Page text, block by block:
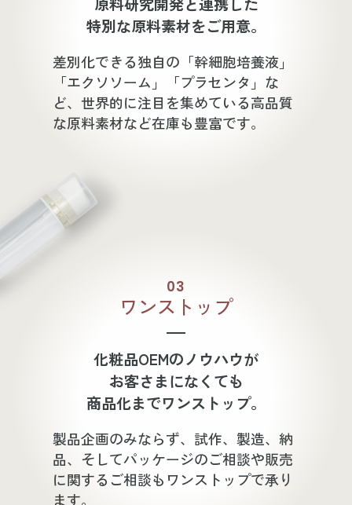
特別な原料素材をご用意。
差別化できる独自の「幹細胞培養液」
「エクソソーム」「プラセンタ」な
ど、世界的に注目を集めている高品質
な原料素材など在庫も豊富です。
03
ワンストップ
化粧品OEMのノウハウが
お客さまになくても
商品化までワンストップ。
製品企画のみならず、試作、製造、納
品、そしてパッケージのご相談や販売
に関するご相談もワンストップで承り
ます。